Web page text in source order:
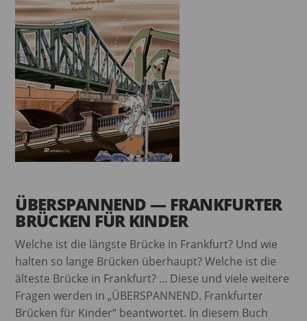
ÜBERSPANNEND — FRANKFURTER
BRÜCKEN FÜR KINDER
Welche ist die längste Brücke in Frankfurt? Und wie
halten so lange Brücken überhaupt? Welche ist die
älteste Brücke in Frankfurt? ... Diese und viele weitere
Fragen werden in „ÜBERSPANNEND. Frankfurter
Brücken für Kinder“ beantwortet. In diesem Buch